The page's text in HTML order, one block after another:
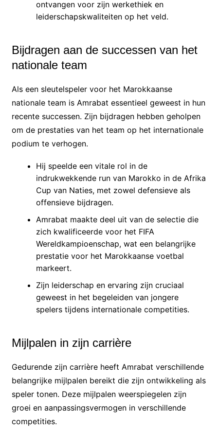
ontvangen voor zijn werkethiek en
leiderschapskwaliteiten op het veld.
Bijdragen aan de successen van het
nationale team
Als een sleutelspeler voor het Marokkaanse
nationale team is Amrabat essentieel geweest in hun
recente successen. Zijn bijdragen hebben geholpen
om de prestaties van het team op het internationale
podium te verhogen.
Hij speelde een vitale rol in de
indrukwekkende run van Marokko in de Afrika
Cup van Naties, met zowel defensieve als
offensieve bijdragen.
Amrabat maakte deel uit van de selectie die
zich kwalificeerde voor het FIFA
Wereldkampioenschap, wat een belangrijke
prestatie voor het Marokkaanse voetbal
markeert.
Zijn leiderschap en ervaring zijn cruciaal
geweest in het begeleiden van jongere
spelers tijdens internationale competities.
Mijlpalen in zijn carrière
Gedurende zijn carrière heeft Amrabat verschillende
belangrijke mijlpalen bereikt die zijn ontwikkeling als
speler tonen. Deze mijlpalen weerspiegelen zijn
groei en aanpassingsvermogen in verschillende
competities.